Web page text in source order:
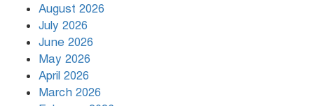
August 2026
July 2026
June 2026
May 2026
April 2026
March 2026